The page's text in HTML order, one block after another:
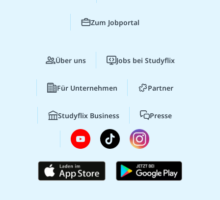
Zum Jobportal
Über uns Jobs bei Studyflix
Für Unternehmen Partner
Studyflix Business Presse